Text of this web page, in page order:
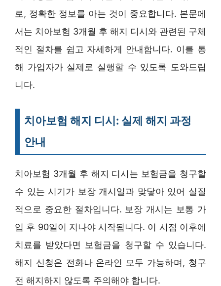
로, 정확한 정보를 아는 것이 중요합니다. 본문에
서는 치아보험 3개월 후 해지 디시와 관련된 구체
적인 절차를 쉽고 자세하게 안내합니다. 이를 통
해 가입자가 실제로 실행할 수 있도록 도와드립
니다.
치아보험 해지 디시: 실제 해지 과정
안내
치아보험 3개월 후 해지 디시는 보험금을 청구할
수 있는 시기가 보장 개시일과 맞닿아 있어 실질
적으로 중요한 절차입니다. 보장 개시는 보통 가
입 후 90일이 지나야 시작됩니다. 이 시점 이후에
치료를 받았다면 보험금을 청구할 수 있습니다.
해지 신청은 전화나 온라인 모두 가능하며, 청구
전 해지하지 않도록 주의해야 합니다.